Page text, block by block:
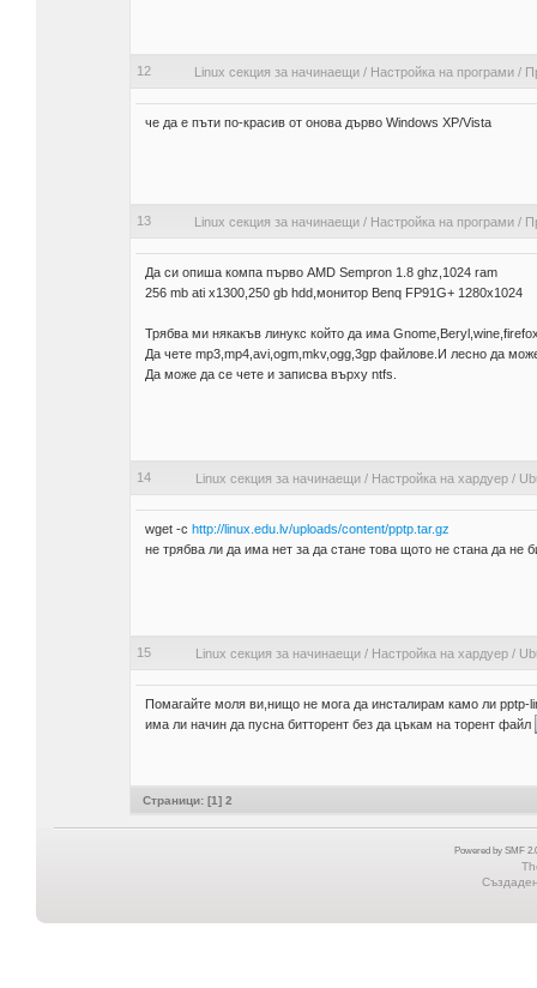
12 Linux секция за начинаещи/ Настройка на програми/
че да е пъти по-красив от онова дърво Windows XP/Vista
13 Linux секция за начинаещи/ Настройка на програми/
Да си опиша компа първо AMD Sempron 1.8 ghz,1024 ram
256 mb ati x1300,250 gb hdd,монитор Benq FP91G+ 1280х1024
Трябва ми някакъв линукс който да има
Да чете mp3,mp4,avi,ogm,mkv,ogg,3gp файлове.И лесно да
Да може да се чете и записва върху ntfs.
14 Linux секция за начинаещи/ Настройка на хардуер/
wget -c http://linux.edu.lv/uploads/content/pptp.tar.gz
не трябва ли да има нет за да стане това щото не стана да не
15 Linux секция за начинаещи/ Настройка на хардуер/
Помагайте моля ви,нищо не мога да инсталирам камо ли pptp-
има ли начин да пусна битторент без да цъкам на торент файл
Страници: [1] 2
Powered by SMF